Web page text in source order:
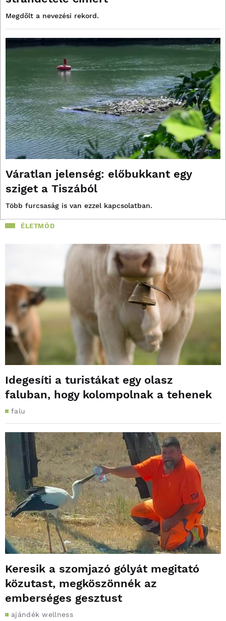
Megdőlt a nevezési rekord.
Váratlan jelenség: előbukkant egy
sziget a Tiszából
Több furcsaság is van ezzel kapcsolatban.
ÉLETMÓD
Idegesíti a turistákat egy olasz
faluban, hogy kolompolnak a tehenek
falu
Keresik a szomjazó gólyát megitató
közutast, megköszönnék az
emberséges gesztust
ajándék wellness